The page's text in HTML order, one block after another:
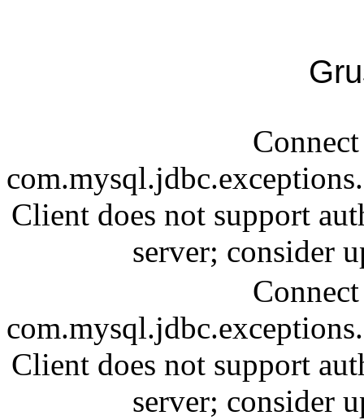
Client does not support
server; consider
Client does not support
server; consider